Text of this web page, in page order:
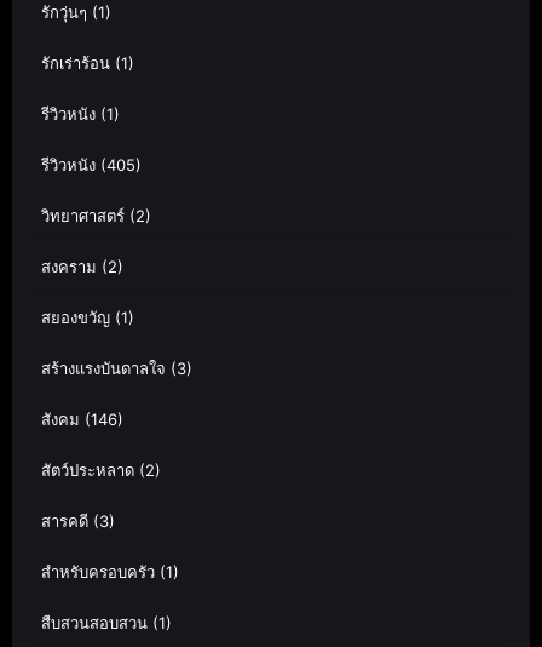
รักวุ่นๆ (1)
รักเร่าร้อน (1)
รีวิวหนัง (1)
รีวิวหนัง (405)
วิทยาศาสตร์ (2)
สงคราม (2)
สยองขวัญ (1)
สร้างแรงบันดาลใจ (3)
สังคม (146)
สัตว์ประหลาด (2)
สารคดี (3)
สำหรับครอบครัว (1)
สืบสวนสอบสวน (1)